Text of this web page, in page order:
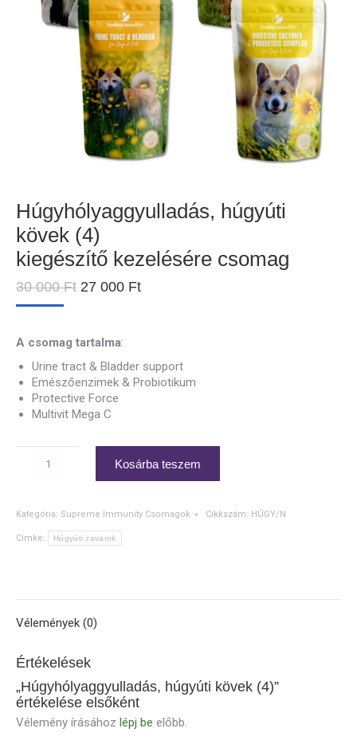
Húgyhólyaggyulladás, húgyúti
kövek (4)
kiegészítő kezelésére csomag
30 000Ft Original
000 Ft.
27 000 FtCurrent
A csomag tartalma:
Urine tract & Bladder support
Emészőenzimek & Probiotikum
Protective Force
Multivit Mega C
húgyúti
mennyiség
Kosárba teszem
Kategória: Supreme Immunity Csomagok Cikkszám: HÚGY/N
Címke: Húgyúti zavarok
Vélemények (0)
Értékelések
„Húgyhólyaggyulladás, húgyúti kövek (4)”
értékelése elsőként
Vélemény írásához lépj be előbb.